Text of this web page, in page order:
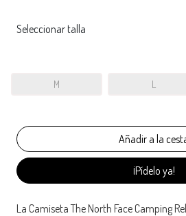
Seleccionar talla
M L
¡Pídelo ya!
La Camiseta The North Face Camping